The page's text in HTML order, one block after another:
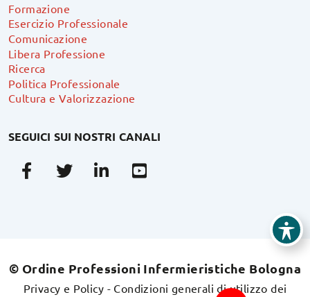
Formazione
Esercizio Professionale
Comunicazione
Libera Professione
Ricerca
Politica Professionale
Cultura e Valorizzazione
SEGUICI SUI NOSTRI CANALI
FacebookTwitterLinkedin
© Ordine Professioni Infermieristiche Bologna
Privacy e Policy - Condizioni generali di utilizzo dei